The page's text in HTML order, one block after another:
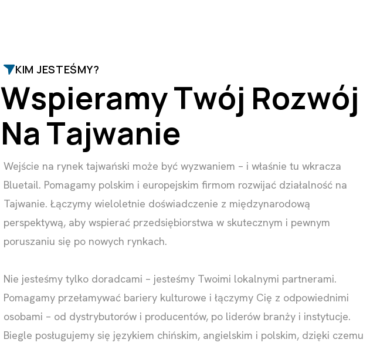
KIM JESTEŚMY?
WspieramyTwój Rozwój
NaTajwanie
Wejście na rynek tajwański może być wyzwaniem – i właśnie tu wkracza
Bluetail. Pomagamy polskim i europejskim firmom rozwijać działalność na
Tajwanie. Łączymy wieloletnie doświadczenie z międzynarodową
perspektywą, aby wspierać przedsiębiorstwa w skutecznym i pewnym
poruszaniu się po nowych rynkach.
Nie jesteśmy tylko doradcami – jesteśmy Twoimi lokalnymi partnerami.
Pomagamy przełamywać bariery kulturowe i łączymy Cię z odpowiednimi
osobami – od dystrybutorów i producentów, po liderów branży i instytucje.
Biegle posługujemy się językiem chińskim, angielskim i polskim, dzięki czemu